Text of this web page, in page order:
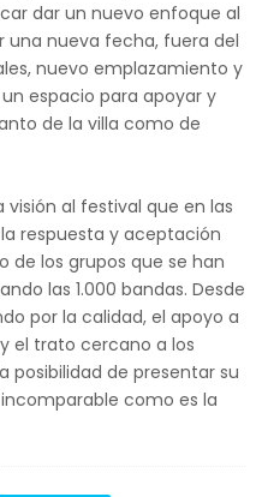
dar un nuevo enfoque al
una nueva fecha, fuera del
nuevo emplazamiento y
espacio para apoyar y
de la villa como de
al festival que en las
respuesta y aceptación
los grupos que se han
las 1.000 bandas. Desde
por la calidad, el apoyo a
el trato cercano a los
posibilidad de presentar su
como es la